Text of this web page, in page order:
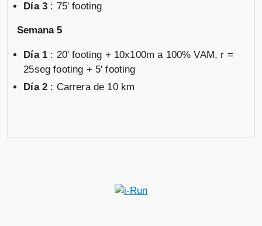
Día 3 : 75' footing
Semana 5
Día 1 : 20' footing + 10x100m a 100% VAM, r =
25seg footing + 5' footing
Día 2 : Carrera de 10 km